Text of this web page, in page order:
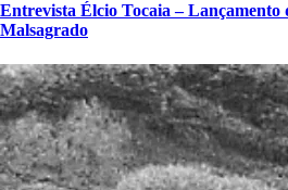
Entrevista Élcio Tocaia – Lançamento
Malsagrado